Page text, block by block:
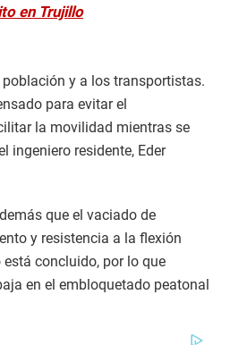
en Trujillo
y a los transportistas.
para evitar el
la movilidad mientras se
ingeniero residente, Eder
que el vaciado de
y resistencia a la flexión
concluido, por lo que
en el embloquetado peatonal